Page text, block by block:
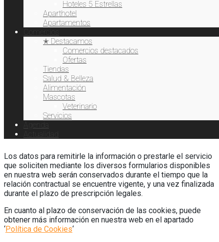
Hoteles 5 Estrellas
Aparthotel
Apartamentos
Comercios
✭ Destacamos
Comercios destacados
Ofertas
Tiendas
Salud & Belleza
Alimentación
Mascotas
Veterinario
Servicios
Agenda
Actualidad
La legitimación para el tratamiento de sus datos por parte
E-CHEIDE SOLUCIONES EN COMUNICACION Y NUEVAS
TECNOLOGÍAS S.L.N.Ese basa en:
consentimiento del usuario
comunicaciones comerciales de las ofertas,
actividades y promociones de
EN COMUNICACION Y NUEVAS TECNOLOGÍAS
S.L.N.Ey del sector de que pudieran ser de su interés.
El usuario puede revocar en cualquier momento el
consentimiento prestado.
4. ¿Por cuánto tiempo conservamos sus datos?
Los datos para remitirle la información o prestarle el servicio
que soliciten mediante los diversos formularios disponibles
en nuestra web serán conservados durante el tiempo que la
relación contractual se encuentre vigente, y una vez finalizada
durante el plazo de prescripción legales.
En cuanto al plazo de conservación de las cookies, puede
obtener más información en nuestra web en el apartado
‘Política de Cookies‘